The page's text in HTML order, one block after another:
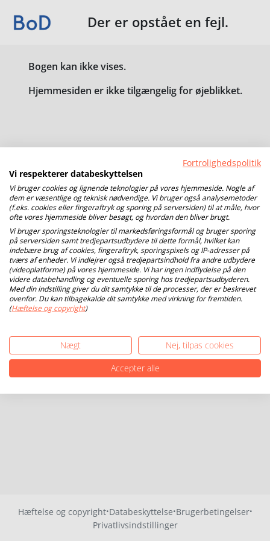
Der er opstået en fejl.
Bogen kan ikke vises.
Hjemmesiden er ikke tilgængelig for øjeblikket.
Hæftelse og copyright·Databeskyttelse·Brugerbetingelser·
Privatlivsindstillinger
Fortrolighedspolitik
Vi respekterer databeskyttelsen
Vi bruger cookies og lignende teknologier på vores hjemmeside. Nogle af
dem er væsentlige og teknisk nødvendige. Vi bruger også analysemetoder
(f.eks. cookies eller fingeraftryk og sporing på serversiden) til at måle, hvor
ofte vores hjemmeside bliver besøgt, og hvordan den bliver brugt.
Vi bruger sporingsteknologier til markedsføringsformål og bruger sporing
på serversiden samt tredjepartsudbydere til dette formål, hvilket kan
indebære brug af cookies, fingeraftryk, sporingspixels og IP-adresser på
tværs af enheder. Vi indlejrer også tredjepartsindhold fra andre udbydere
(videoplatforme) på vores hjemmeside. Vi har ingen indflydelse på den
videre databehandling og eventuelle sporing hos tredjepartsudbyderen.
Med din indstilling giver du dit samtykke til de processer, der er beskrevet
ovenfor. Du kan tilbagekalde dit samtykke med virkning for fremtiden.
(Hæftelse og copyright)
Nægt
Nej, tilpas cookies
Accepter alle